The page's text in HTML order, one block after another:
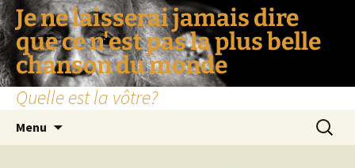
Je ne laisserai jamais dire
que ce n'est pas la plus belle
chanson du monde
Quelle est la vôtre?
Menu